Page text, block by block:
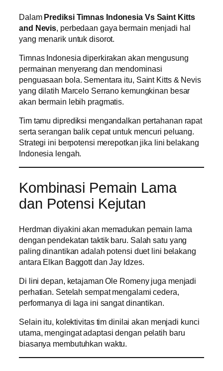
Dalam Prediksi Timnas Indonesia Vs Saint Kitts
and Nevis, perbedaan gaya bermain menjadi hal
yang menarik untuk disorot.
Timnas Indonesia diperkirakan akan mengusung
permainan menyerang dan mendominasi
penguasaan bola. Sementara itu, Saint Kitts & Nevis
yang dilatih Marcelo Serrano kemungkinan besar
akan bermain lebih pragmatis.
Tim tamu diprediksi mengandalkan pertahanan rapat
serta serangan balik cepat untuk mencuri peluang.
Strategi ini berpotensi merepotkan jika lini belakang
Indonesia lengah.
Kombinasi Pemain Lama
dan Potensi Kejutan
Herdman diyakini akan memadukan pemain lama
dengan pendekatan taktik baru. Salah satu yang
paling dinantikan adalah potensi duet lini belakang
antara Elkan Baggott dan Jay Idzes.
Di lini depan, ketajaman Ole Romeny juga menjadi
perhatian. Setelah sempat mengalami cedera,
performanya di laga ini sangat dinantikan.
Selain itu, kolektivitas tim dinilai akan menjadi kunci
utama, mengingat adaptasi dengan pelatih baru
biasanya membutuhkan waktu.